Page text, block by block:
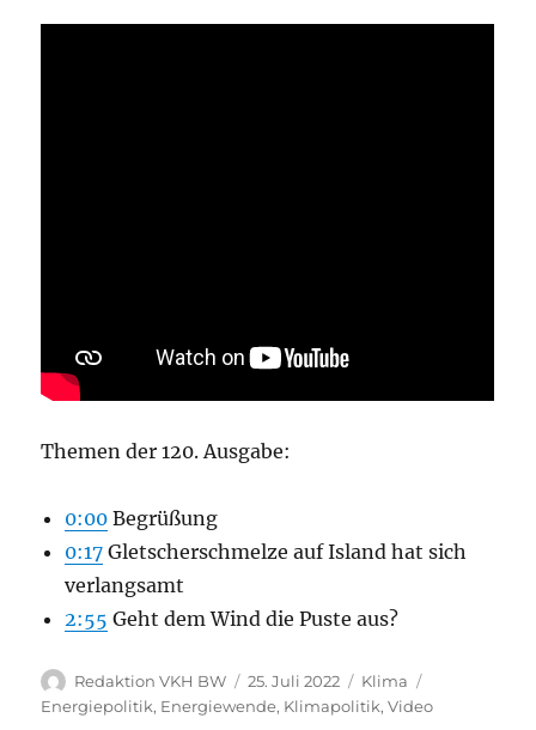
Themen der 120. Ausgabe:
0:00 Begrüßung
0:17 Gletscherschmelze auf Island hat sich
verlangsamt
2:55 Geht dem Wind die Puste aus?
Autor
Redaktion VKH BW
Veröffentlicht
am
25. Juli 2022 Kategorien
Klima
Energiepolitik, Energiewende, Klimapolitik,Video